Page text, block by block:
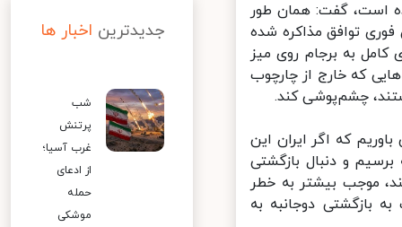
است، گفت: همان طور
توافق مذاکره شده
به برجام روی میز
که خارج از چارچوب
چشم‌پوشی کند.
که اگر ایران این
و دنبال بازگشتی
موجب بیشتر به خطر
دوجانبه به
جدیدترین اخبار ها
شب
پرتنش
غرب آسیا؛
از ادعای
حمله
موشکی